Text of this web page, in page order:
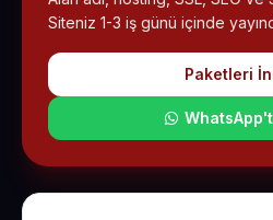
Siteniz 1-3 iş günü içinde
Paketleri